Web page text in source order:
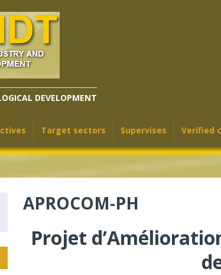
DEVELOPMENT
Target sectors Supervises Verified
APROCOM-PH
Projet